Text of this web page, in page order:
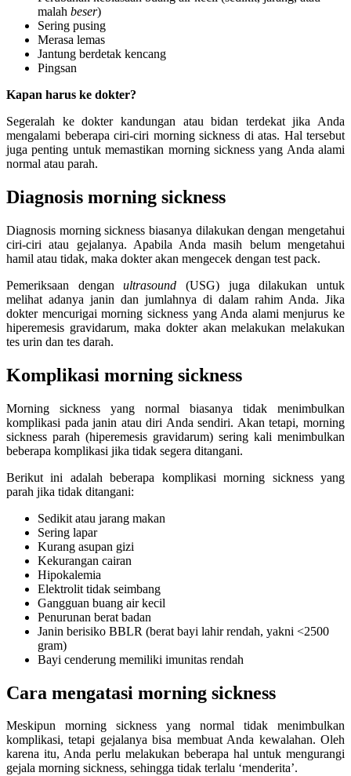
malah beser)
Sering pusing
Merasa lemas
Jantung berdetak kencang
Pingsan
Kapan harus ke dokter?
Segeralah ke dokter kandungan atau bidan terdekat jika Anda
mengalami beberapa ciri-ciri morning sickness di atas. Hal tersebut
juga penting untuk memastikan morning sickness yang Anda alami
normal atau parah.
Diagnosis morning sickness
Diagnosis morning sickness biasanya dilakukan dengan mengetahui
ciri-ciri atau gejalanya. Apabila Anda masih belum mengetahui
hamil atau tidak, maka dokter akan mengecek dengan test pack.
Pemeriksaan denganultrasound (USG) juga dilakukan untuk
melihat adanya janin dan jumlahnya di dalam rahim Anda. Jika
dokter mencurigai morning sickness yang Anda alami menjurus ke
hiperemesis gravidarum, maka dokter akan melakukan melakukan
tes urin dan tes darah.
Komplikasi morning sickness
Morning sickness yang normal biasanya tidak menimbulkan
komplikasi pada janin atau diri Anda sendiri. Akan tetapi, morning
sickness parah (hiperemesis gravidarum) sering kali menimbulkan
beberapa komplikasi jika tidak segera ditangani.
Berikut ini adalah beberapa komplikasi morning sickness yang
parah jika tidak ditangani:
Sedikit atau jarang makan
Sering lapar
Kurang asupan gizi
Kekurangan cairan
Hipokalemia
Elektrolit tidak seimbang
Gangguan buang air kecil
Penurunan berat badan
Janin berisiko BBLR (berat bayi lahir rendah, yakni <2500
gram)
Bayi cenderung memiliki imunitas rendah
Cara mengatasi morning sickness
Meskipun morning sickness yang normal tidak menimbulkan
komplikasi, tetapi gejalanya bisa membuat Anda kewalahan. Oleh
karena itu, Anda perlu melakukan beberapa hal untuk mengurangi
gejala morning sickness, sehingga tidak terlalu ‘menderita’.